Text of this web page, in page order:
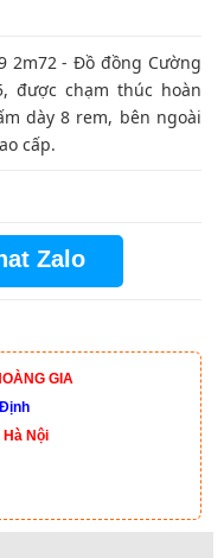
2m72 - Đồ đồng Cường
được chạm thúc hoàn
dày 8 rem, bên ngoài
cấp.
Zalo
GIA
Hà Nội